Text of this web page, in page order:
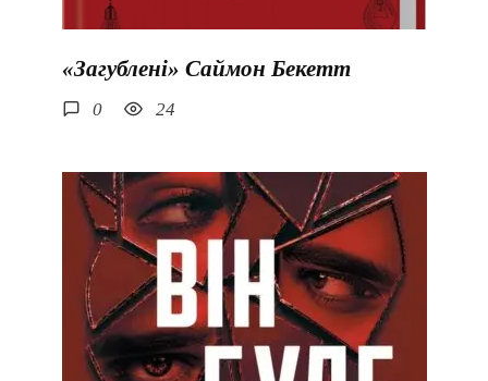
«Загублені» Саймон Бекетт
0 24